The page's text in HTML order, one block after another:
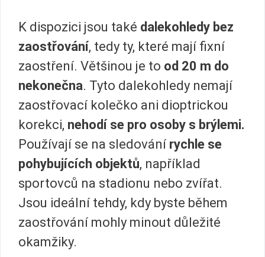
K dispozici jsou také dalekohledy bez
zaostřování, tedy ty, které mají fixní
zaostření. Většinou je to od 20 m do
nekonečna. Tyto dalekohledy nemají
zaostřovací kolečko ani dioptrickou
korekci, nehodí se pro osoby s brýlemi.
Používají se na sledování rychle se
pohybujících objektů, například
sportovců na stadionu nebo zvířat.
Jsou ideální tehdy, kdy byste během
zaostřování mohly minout důležité
okamžiky.